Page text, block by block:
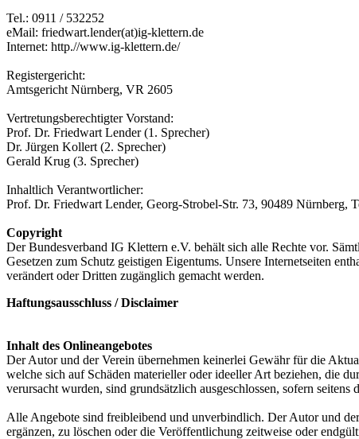
Tel.: 0911 / 532252
eMail: friedwart.lender(at)ig-klettern.de
Internet: http.//www.ig-klettern.de/
Registergericht:
Amtsgericht Nürnberg, VR 2605
Vertretungsberechtigter Vorstand:
Prof. Dr. Friedwart Lender (1. Sprecher)
Dr. Jürgen Kollert (2. Sprecher)
Gerald Krug (3. Sprecher)
Inhaltlich Verantwortlicher:
Prof. Dr. Friedwart Lender, Georg-Strobel-Str. 73, 90489 Nürnberg,
Copyright
Der Bundesverband IG Klettern e.V. behält sich alle Rechte vor.
Gesetzen zum Schutz geistigen Eigentums. Unsere Internetseiten
verändert oder Dritten zugänglich gemacht werden.
Haftungsausschluss / Disclaimer
Inhalt des Onlineangebotes
Der Autor und der Verein übernehmen keinerlei Gewähr für die
welche sich auf Schäden materieller oder ideeller Art beziehen, die
verursacht wurden, sind grundsätzlich ausgeschlossen, sofern
Alle Angebote sind freibleibend und unverbindlich. Der Autor und
ergänzen, zu löschen oder die Veröffentlichung zeitweise oder